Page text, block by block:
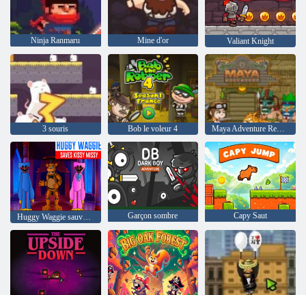
Ninja Ranmaru Mine d'or Valiant Knight
3 souris Bob le voleur 4 Maya Adventure Remastered
Garçon sombre Capy Saut